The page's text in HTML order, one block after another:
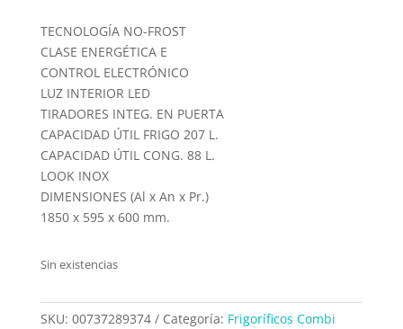
TECNOLOGÍA NO-FROST
CLASE ENERGÉTICA E
CONTROL ELECTRÓNICO
LUZ INTERIOR LED
TIRADORES INTEG. EN PUERTA
CAPACIDAD ÚTIL FRIGO 207 L.
CAPACIDAD ÚTIL CONG. 88 L.
LOOK INOX
DIMENSIONES (Al x An x Pr.)
1850 x 595 x 600 mm.
Sin existencias
SKU: 00737289374 Categoría: Frigoríficos Combi